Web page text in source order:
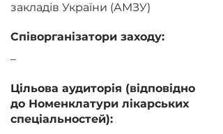
закладів України (АМЗУ)
Співорганізатори заходу:
–
Цільова аудиторія (відповідно
до Номенклатури лікарських
спеціальностей):